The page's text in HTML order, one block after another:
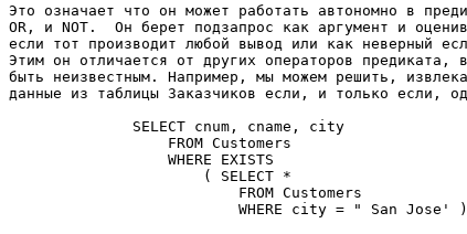
Это означает что он может работать автономно в
OR, и NOT.  Он берет подзапрос как аргумент и
если тот производит любой вывод или как неверный
Этим он отличается от других операторов предиката,
быть неизвестным. Например, мы можем решить,
данные из таблицы Заказчиков если, и только если,
              SELECT cnum, cname, city
                  FROM Customers
                  WHERE EXISTS
                      ( SELECT *
                          FROM Customers
WHERE city = " San Jose'